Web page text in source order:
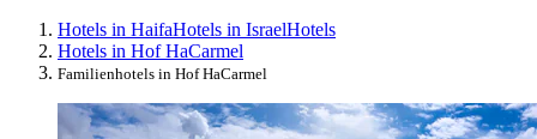
Hotels in HaifaHotels in IsraelHotels
Hotels in Hof HaCarmel
Familienhotels in Hof HaCarmel